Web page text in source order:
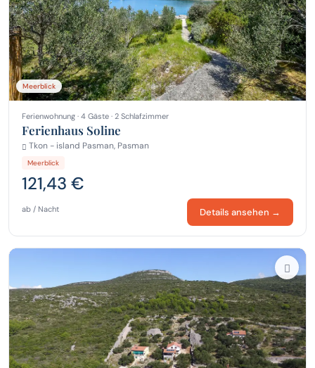
Meerblick
Ferienwohnung · 4 Gäste · 2 Schlafzimmer
Ferienhaus Soline
Tkon - island Pasman, Pasman
Meerblick
121,43 €
ab / Nacht Details ansehen →